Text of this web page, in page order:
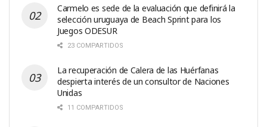
Carmelo es sede de la evaluación que definirá la
selección uruguaya de Beach Sprint para los
Juegos ODESUR
23 COMPARTIDOS
La recuperación de Calera de las Huérfanas
despierta interés de un consultor de Naciones
Unidas
11 COMPARTIDOS